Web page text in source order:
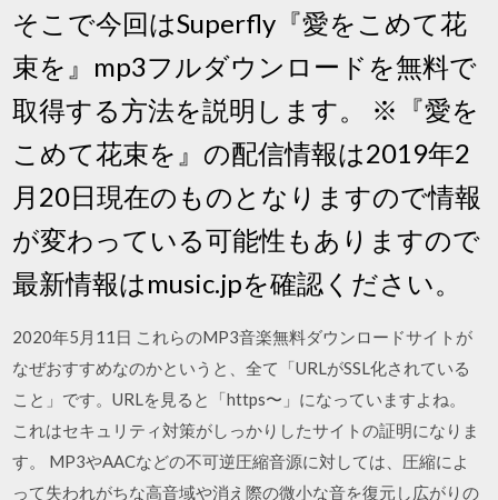
そこで今回はSuperfly『愛をこめて花
束を』mp3フルダウンロードを無料で
取得する方法を説明します。 ※『愛を
こめて花束を』の配信情報は2019年2
月20日現在のものとなりますので情報
が変わっている可能性もありますので
最新情報はmusic.jpを確認ください。
2020年5月11日 これらのMP3音楽無料ダウンロードサイトが
なぜおすすめなのかというと、全て「URLがSSL化されている
こと」です。URLを見ると「https〜」になっていますよね。
これはセキュリティ対策がしっかりしたサイトの証明になりま
す。 MP3やAACなどの不可逆圧縮音源に対しては、圧縮によ
って失われがちな高音域や消え際の微小な音を復元し広がりの